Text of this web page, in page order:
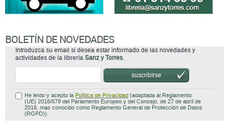
BOLETÍN DE NOVEDADES
Introduzca su email si desea estar informado de las novedades y
actividades de la librería Sanz y Torres.
suscribirse
He leído y acepto la Política de Privacidad (adaptada al Reglamento
(UE) 2016/679 del Parlamento Europeo y del Consejo, de 27 de abril de
2016, mas conocido como Reglamento General de Protección de Datos
(RGPD)).